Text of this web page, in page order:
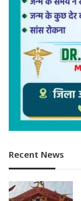
Recent News